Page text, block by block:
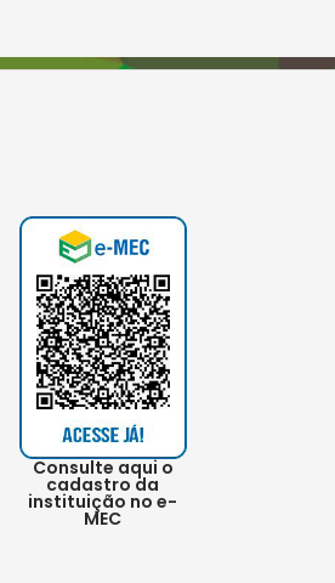
Consulte aqui o
cadastro da
instituição no e-
MEC